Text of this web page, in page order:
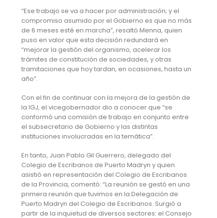
“Ese trabajo se va a hacer por administración; y el
compromiso asumido por el Gobierno es que no más
de 6 meses esté en marcha”, resaltó Menna, quien
puso en valor que esta decisión redundará en
“mejorar la gestión del organismo, acelerar los
trámites de constitución de sociedades, y otras
tramitaciones que hoy tardan, en ocasiones, hasta un
año”.
Con el fin de continuar con la mejora de la gestión de
la IGJ, el vicegobernador dio a conocer que “se
conformó una comisión de trabajo en conjunto entre
el subsecretario de Gobierno y las distintas
instituciones involucradas en la temática”.
En tanto, Juan Pablo Gil Guerrero, delegado del
Colegio de Escribanos de Puerto Madryn y quien
asistió en representación del Colegio de Escribanos
de la Provincia, comentó: “La reunión se gestó en una
primera reunión que tuvimos en la Delegación de
Puerto Madryn del Colegio de Escribanos. Surgió a
partir de la inquietud de diversos sectores: el Consejo